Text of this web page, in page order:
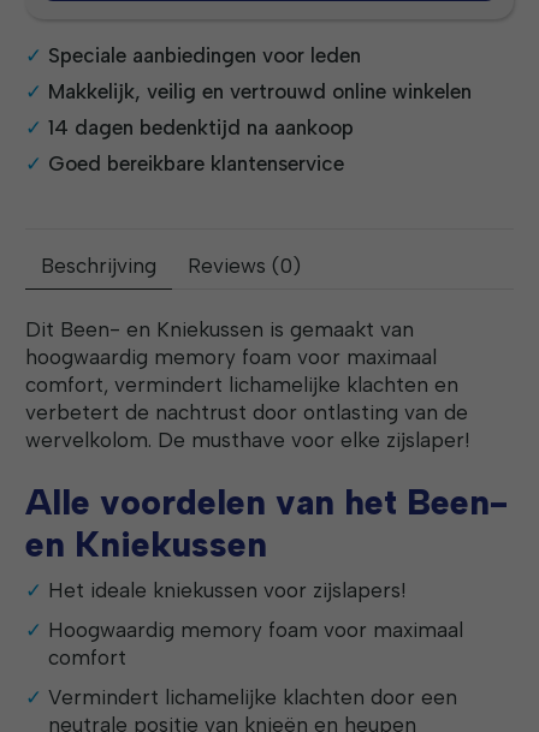
Speciale aanbiedingen voor leden
Makkelijk, veilig en vertrouwd online winkelen
14 dagen bedenktijd na aankoop
Goed bereikbare klantenservice
Beschrijving Reviews (0)
Dit Been- en Kniekussen is gemaakt van
hoogwaardig memory foam voor maximaal
comfort, vermindert lichamelijke klachten en
verbetert de nachtrust door ontlasting van de
wervelkolom. De musthave voor elke zijslaper!
Alle voordelen van het Been-
en Kniekussen
Het ideale kniekussen voor zijslapers!
Hoogwaardig memory foam voor maximaal
comfort
Vermindert lichamelijke klachten door een
neutrale positie van knieën en heupen